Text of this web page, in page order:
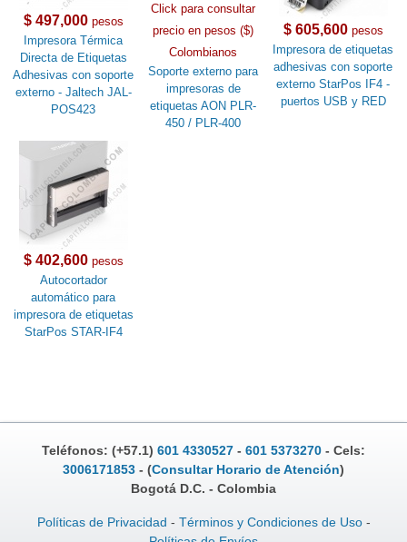
$ 497,000pesos
Impresora Térmica
Directa de Etiquetas
Adhesivas con soporte
externo - Jaltech JAL-
POS423
Click para consultar
precio en pesos ($)
Colombianos
Soporte externo para
impresoras de
etiquetas AON PLR-
450 / PLR-400
$ 605,600pesos
Impresora de etiquetas
adhesivas con soporte
externo StarPos IF4 -
puertos USB y RED
$ 402,600pesos
Autocortador
automático para
impresora de etiquetas
StarPos STAR-IF4
Teléfonos: (+57.1) 601 4330527 - 601 5373270 - Cels:
3006171853 - (Consultar Horario de Atención)
Bogotá D.C. - Colombia
Políticas de Privacidad - Términos y Condiciones de Uso-